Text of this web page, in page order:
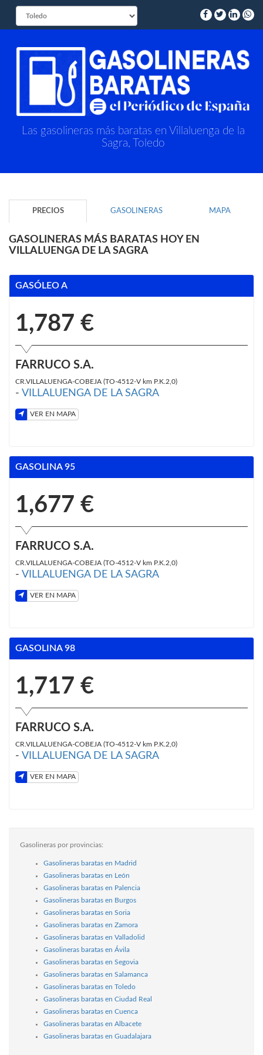
Las gasolineras más baratas en Villaluenga de la
Sagra, Toledo
PRECIOS GASOLINERAS MAPA
GASOLINERAS MÁS BARATAS HOY EN
VILLALUENGA DE LA SAGRA
GASÓLEO A
1,787 €
FARRUCO S.A.
CR.VILLALUENGA-COBEJA (TO-4512-V km P.K.2,0)
- VILLALUENGA DE LA SAGRA
VER EN MAPA
GASOLINA 95
1,677 €
FARRUCO S.A.
CR.VILLALUENGA-COBEJA (TO-4512-V km P.K.2,0)
- VILLALUENGA DE LA SAGRA
VER EN MAPA
GASOLINA 98
1,717 €
FARRUCO S.A.
CR.VILLALUENGA-COBEJA (TO-4512-V km P.K.2,0)
- VILLALUENGA DE LA SAGRA
VER EN MAPA
Gasolineras por provincias:
Gasolineras baratas en Madrid
Gasolineras baratas en León
Gasolineras baratas en Palencia
Gasolineras baratas en Burgos
Gasolineras baratas en Soria
Gasolineras baratas en Zamora
Gasolineras baratas en Valladolid
Gasolineras baratas en Ávila
Gasolineras baratas en Segovia
Gasolineras baratas en Salamanca
Gasolineras baratas en Toledo
Gasolineras baratas en Ciudad Real
Gasolineras baratas en Cuenca
Gasolineras baratas en Albacete
Gasolineras baratas en Guadalajara